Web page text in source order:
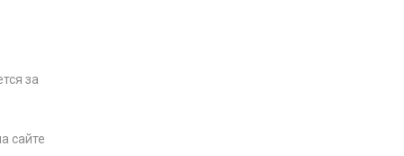
за
сайте